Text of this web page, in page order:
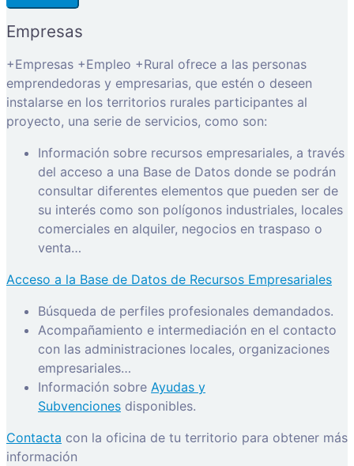
Empresas
+Empresas +Empleo +Rural ofrece a las personas
emprendedoras y empresarias, que estén o deseen
instalarse en los territorios rurales participantes al
proyecto, una serie de servicios, como son:
Información sobre recursos empresariales, a través
del acceso a una Base de Datos donde se podrán
consultar diferentes elementos que pueden ser de
su interés como son polígonos industriales, locales
comerciales en alquiler, negocios en traspaso o
venta…
Acceso a la Base de Datos de Recursos Empresariales
Búsqueda de perfiles profesionales demandados.
Acompañamiento e intermediación en el contacto
con las administraciones locales, organizaciones
empresariales…
Información sobre Ayudas y
Subvenciones disponibles.
Contacta con la oficina de tu territorio para obtener más
información